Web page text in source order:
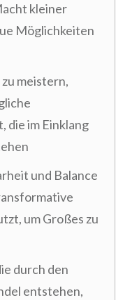
kleiner
Möglichkeiten
meistern,
die im Einklang
und Balance
um Großes zu
durch den
entstehen,